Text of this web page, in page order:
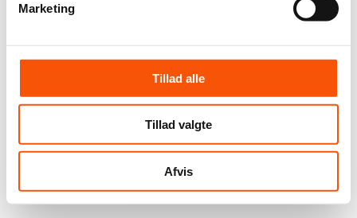
Marketing
Tillad alle
Tillad valgte
Afvis